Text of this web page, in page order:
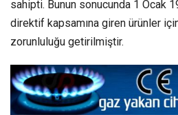
sahipti. Bunun sonucunda 1 Ocak
direktif kapsamına giren ürünler
zorunluluğu getirilmiştir.